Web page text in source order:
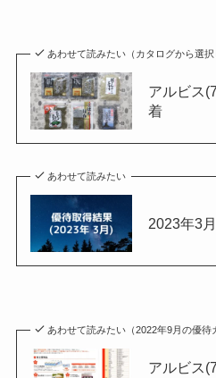
あわせて読みたい（カタログから選択
アルビス
着
あわせて読みたい
2023年3
あわせて読みたい（2022年9月の優待
アルビス